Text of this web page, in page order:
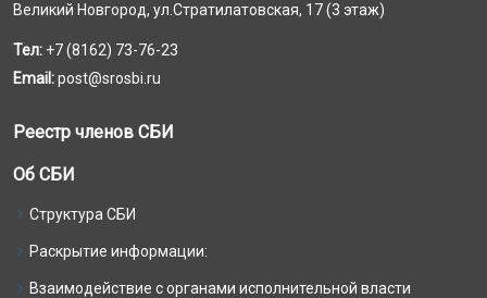
Великий Новгород, ул.Стратилатовская, 17 (3 этаж)
Тел: +7 (8162) 73-76-23
Email:post@srosbi.ru
Реестр членов СБИ
Об СБИ
Структура СБИ
Раскрытие информации:
Взаимодействие с органами исполнительной власти